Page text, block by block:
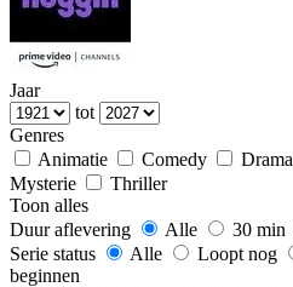
Jaar
tot
Genres
Animatie
Comedy Drama
Mysterie
Thriller
Toon alles
Duur aflevering
Alle 30 min
Serie status
Alle Loopt nog
beginnen